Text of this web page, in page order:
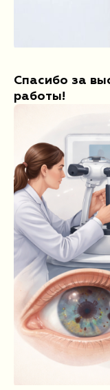
Лечение
Лечение
8-800-302-99-93
Бесплатно по
+7 (815) 256-66-
+7 (921) 150-04-
9:00 - 19:00
без выходных
Спасибо за
работы!